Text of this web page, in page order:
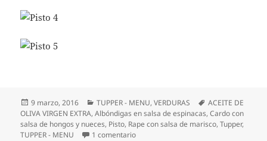
Publicado
el
9 marzo, 2016 Categorías
TUPPER - MENU,VERDURAS Etiquetas
ACEITE DE
OLIVA VIRGEN EXTRA,Albóndigas en salsa de espinacas,Cardo con
salsa de hongos y nueces, Pisto, Rape con salsa de marisco,Tupper,
TUPPER - MENU
1 comentarioen Pisto TUPPER – MENU